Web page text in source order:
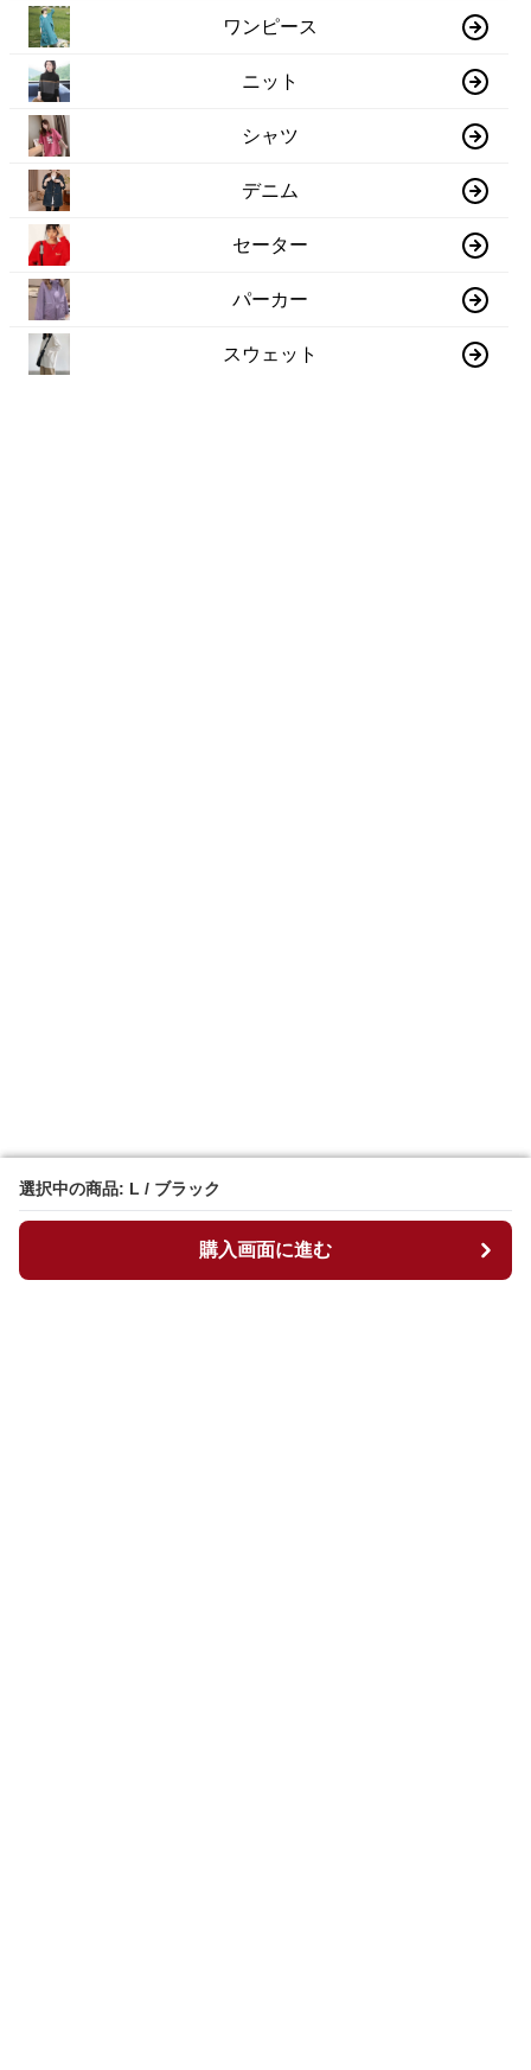
選択中の商品: L / ブラック
購入画面に進む
選択中の商品: L / ブラック
購入画面に進む
ワンピース
ニット
シャツ
デニム
セーター
パーカー
スウェット